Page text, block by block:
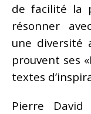
de facilité la
résonner
une diversité
prouvent ses
textes
Pierre